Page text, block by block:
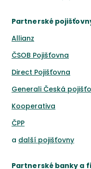
Partnerské
Allianz
ČSOB Pojišťovna
Direct Pojišťovna
Generali Česká
Kooperativa
ČPP
a další pojišťovny
Partnerské banky a